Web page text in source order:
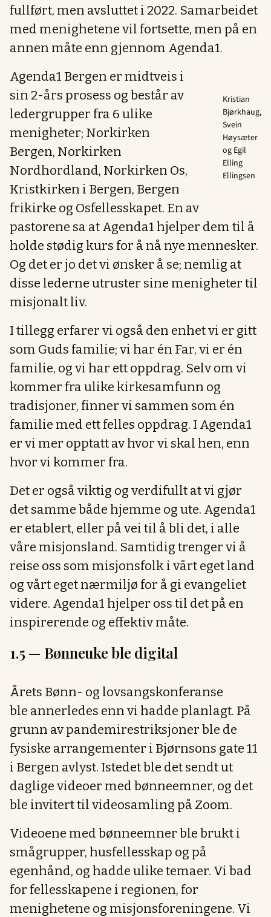
fullført, men avsluttet i 2022. Samarbeidet
med menighetene vil fortsette, men på en
annen måte enn gjennom Agenda1.
Kristian
Bjørkhaug,
Svein
Høysæter
og Egil
Elling
Ellingsen
Agenda1 Bergen er midtveis i
sin 2-års prosess og består av
ledergrupper fra 6 ulike
menigheter; Norkirken
Bergen, Norkirken
Nordhordland, Norkirken Os,
Kristkirken i Bergen, Bergen
frikirke og Osfellesskapet. En av
pastorene sa at Agenda1 hjelper dem til å
holde stødig kurs for å nå nye mennesker.
Og det er jo det vi ønsker å se; nemlig at
disse lederne utruster sine menigheter til
misjonalt liv.
I tillegg erfarer vi også den enhet vi er gitt
som Guds familie; vi har én Far, vi er én
familie, og vi har ett oppdrag. Selv om vi
kommer fra ulike kirkesamfunn og
tradisjoner, finner vi sammen som én
familie med ett felles oppdrag. I Agenda1
er vi mer opptatt av hvor vi skal hen, enn
hvor vi kommer fra.
Det er også viktig og verdifullt at vi gjør
det samme både hjemme og ute. Agenda1
er etablert, eller på vei til å bli det, i alle
våre misjonsland. Samtidig trenger vi å
reise oss som misjonsfolk i vårt eget land
og vårt eget nærmiljø for å gi evangeliet
videre. Agenda1 hjelper oss til det på en
inspirerende og effektiv måte.
1.5 — Bønneuke ble digital
Årets Bønn- og lovsangskonferanse
ble annerledes enn vi hadde planlagt. På
grunn av pandemirestriksjoner ble de
fysiske arrangementer i Bjørnsons gate 11
i Bergen avlyst. Istedet ble det sendt ut
daglige videoer med bønneemner, og det
ble invitert til videosamling på Zoom.
Videoene med bønneemner ble brukt i
smågrupper, husfellesskap og på
egenhånd, og hadde ulike temaer. Vi bad
for fellesskapene i regionen, for
menighetene og misjonsforeningene. Vi